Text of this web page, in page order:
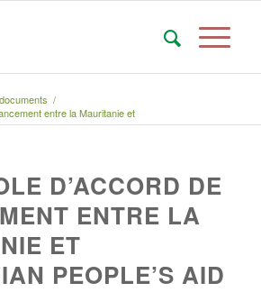
documents /
entre la Mauritanie et
D’ACCORD DE
ENTRE LA
ET
PEOPLE’S AID